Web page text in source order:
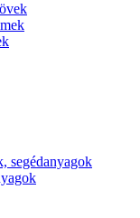
segédanyagok